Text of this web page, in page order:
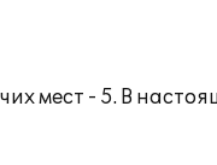
мест - 5. В